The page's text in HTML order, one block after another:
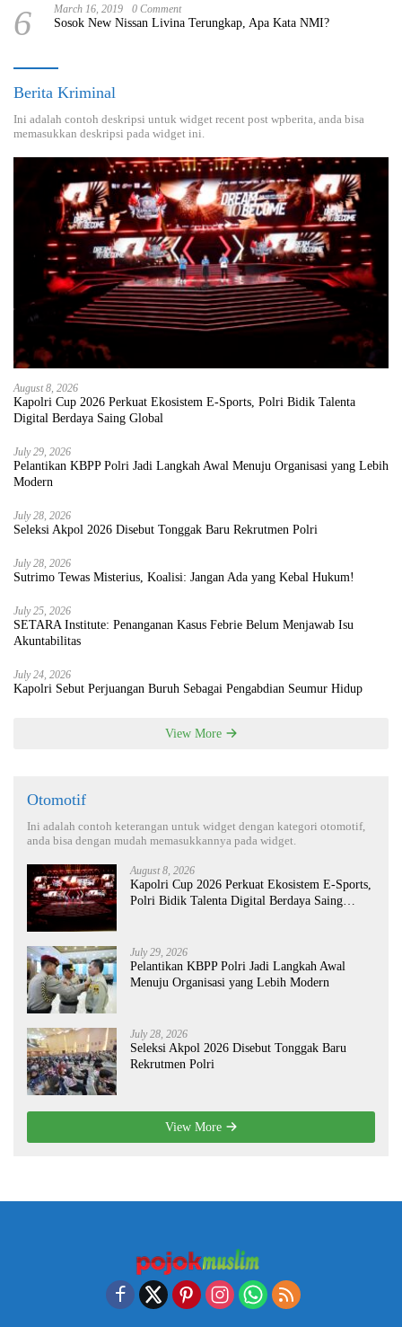
6 March 16, 2019 0 Comment
Sosok New Nissan Livina Terungkap, Apa Kata NMI?
Berita Kriminal
Ini adalah contoh deskripsi untuk widget recent post wpberita, anda bisa
memasukkan deskripsi pada widget ini.
August 8, 2026
Kapolri Cup 2026 Perkuat Ekosistem E-Sports, Polri Bidik Talenta
Digital Berdaya Saing Global
July 29, 2026
Pelantikan KBPP Polri Jadi Langkah Awal Menuju Organisasi yang Lebih
Modern
July 28, 2026
Seleksi Akpol 2026 Disebut Tonggak Baru Rekrutmen Polri
July 28, 2026
Sutrimo Tewas Misterius, Koalisi: Jangan Ada yang Kebal Hukum!
July 25, 2026
SETARA Institute: Penanganan Kasus Febrie Belum Menjawab Isu
Akuntabilitas
July 24, 2026
Kapolri Sebut Perjuangan Buruh Sebagai Pengabdian Seumur Hidup
View More
Otomotif
Ini adalah contoh keterangan untuk widget dengan kategori otomotif,
anda bisa dengan mudah memasukkannya pada widget.
August 8, 2026
Kapolri Cup 2026 Perkuat Ekosistem E-Sports,
Polri Bidik Talenta Digital Berdaya Saing
July 29, 2026
Pelantikan KBPP Polri Jadi Langkah Awal
Menuju Organisasi yang Lebih Modern
July 28, 2026
Seleksi Akpol 2026 Disebut Tonggak Baru
Rekrutmen Polri
View More